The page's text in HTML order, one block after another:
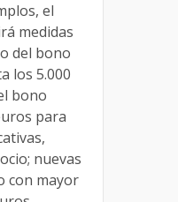
el
medidas
del bono
los 5.000
bono
para
nuevas
con mayor